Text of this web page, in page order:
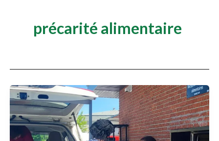
précarité alimentaire